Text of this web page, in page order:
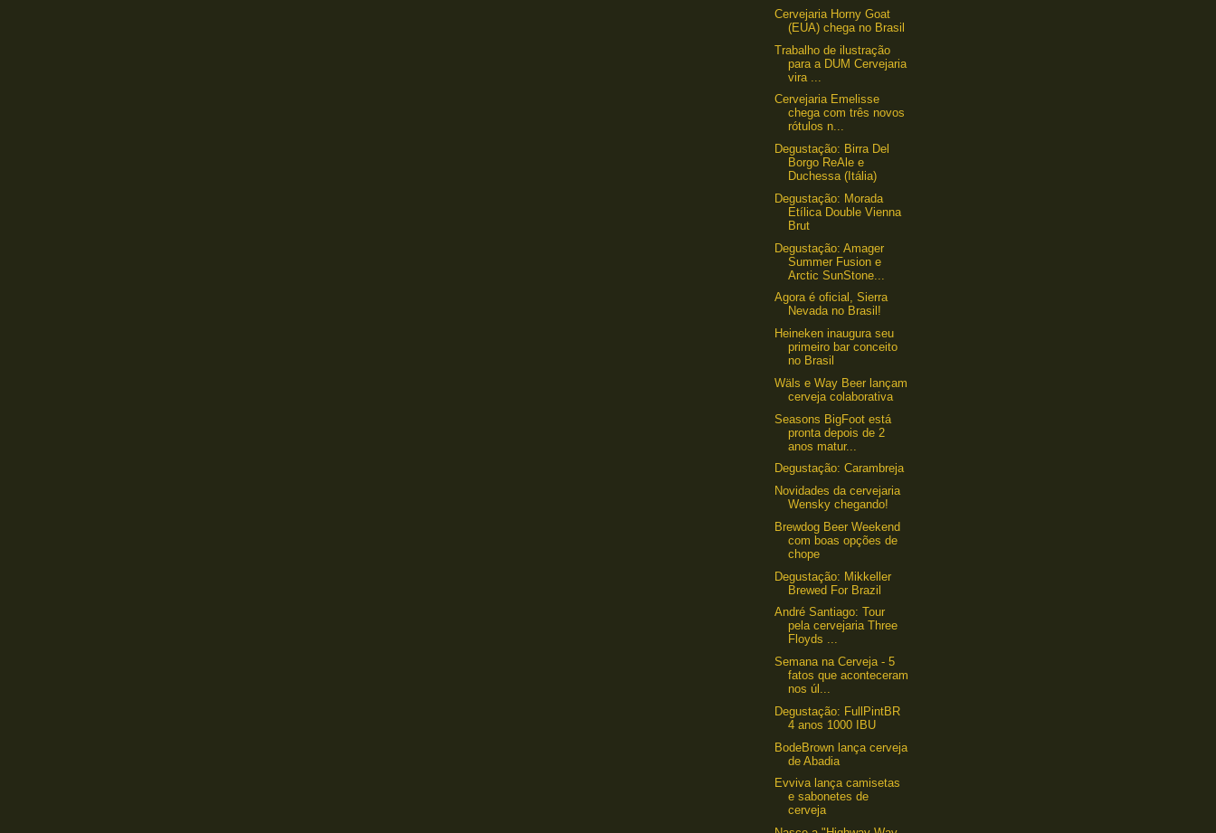
Cervejaria Horny Goat
(EUA) chega no Brasil
Trabalho de ilustração
para a DUM Cervejaria
vira ...
Cervejaria Emelisse
chega com três novos
rótulos n...
Degustação: Birra Del
Borgo ReAle e
Duchessa (Itália)
Degustação: Morada
Etílica Double Vienna
Brut
Degustação: Amager
Summer Fusion e
Arctic SunStone...
Agora é oficial, Sierra
Nevada no Brasil!
Heineken inaugura seu
primeiro bar conceito
no Brasil
Wäls e Way Beer lançam
cerveja colaborativa
Seasons BigFoot está
pronta depois de 2
anos matur...
Degustação: Carambreja
Novidades da cervejaria
Wensky chegando!
Brewdog Beer Weekend
com boas opções de
chope
Degustação: Mikkeller
Brewed For Brazil
André Santiago: Tour
pela cervejaria Three
Floyds ...
Semana na Cerveja - 5
fatos que aconteceram
nos úl...
Degustação: FullPintBR
4 anos 1000 IBU
BodeBrown lança cerveja
de Abadia
Evviva lança camisetas
e sabonetes de
cerveja